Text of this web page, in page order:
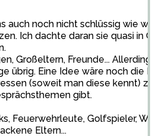
auch noch nicht schlüssig wie wir
Ich dachte daran sie quasi in
Großeltern, Freunde...
übrig. Eine Idee wäre noch die
(soweit man diese kennt) zu
gibt.
Feuerwehrleute, Golfspieler,
Eltern...